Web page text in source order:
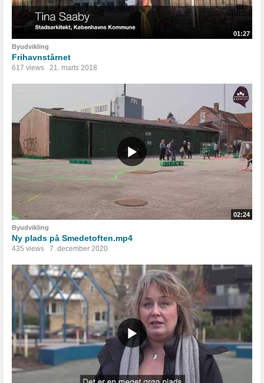
01:27
Byudvikling
Frihavnstårnet
617 views 21. marts 2018
02:24
Byudvikling
Ny plads på Smedetoften.mp4
435 views 7. december 2020